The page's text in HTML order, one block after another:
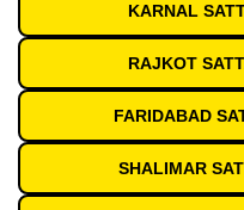
KARNAL
RAJKOT
FARIDABAD
SHALIMAR